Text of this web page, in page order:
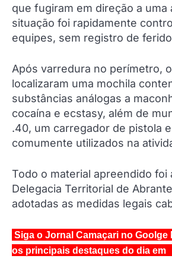
que fugiram em direção a uma
situação foi rapidamente
equipes, sem registro de
Após varredura no perímetro,
localizaram uma mochila
substâncias análogas a
cocaína e ecstasy, além de
.40, um carregador de pistola
comumente utilizados na
Todo o material apreendido foi
Delegacia Territorial de
adotadas as medidas legais
Siga o Jornal Camaçari no Goolge
os principais destaques do dia em